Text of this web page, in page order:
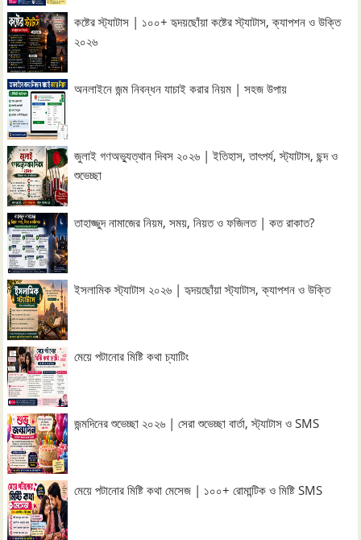
কষ্টের স্ট্যাটাস | ১০০+ হৃদয়ছোঁয়া কষ্টের স্ট্যাটাস, ক্যাপশন ও উক্তি
২০২৬
অনলাইনে জন্ম নিবন্ধন যাচাই করার নিয়ম | সহজ উপায়
জুলাই গণঅভ্যুত্থান দিবস ২০২৬ | ইতিহাস, তাৎপর্য, স্ট্যাটাস, ছন্দ ও
শুভেচ্ছা
তাহাজ্জুদ নামাজের নিয়ম, সময়, নিয়ত ও ফজিলত | কত রাকাত?
ইসলামিক স্ট্যাটাস ২০২৬ | হৃদয়ছোঁয়া স্ট্যাটাস, ক্যাপশন ও উক্তি
মেয়ে পটানোর মিষ্টি কথা চ্যাটিং
জন্মদিনের শুভেচ্ছা ২০২৬ | সেরা শুভেচ্ছা বার্তা, স্ট্যাটাস ও SMS
মেয়ে পটানোর মিষ্টি কথা মেসেজ | ১০০+ রোমান্টিক ও মিষ্টি SMS